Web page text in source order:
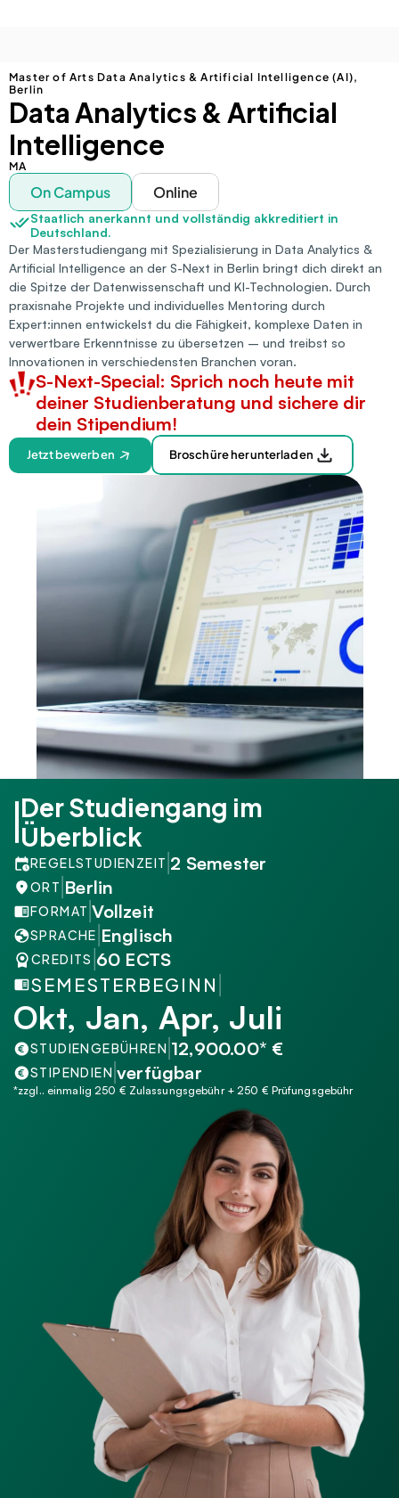
Master of Arts Data Analytics & Artificial Intelligence (AI),
Berlin
Data Analytics & Artificial
Intelligence
MA
On Campus Online
Staatlich anerkannt und vollständig akkreditiert in
Deutschland.
Der Masterstudiengang mit Spezialisierung in Data Analytics &
Artificial Intelligence an der S-Next in Berlin bringt dich direkt an
die Spitze der Datenwissenschaft und KI-Technologien. Durch
praxisnahe Projekte und individuelles Mentoring durch
Expert:innen entwickelst du die Fähigkeit, komplexe Daten in
verwertbare Erkenntnisse zu übersetzen – und treibst so
Innovationen in verschiedensten Branchen voran.
S-Next-Special: Sprich noch heute mit
deiner Studienberatung und sichere dir
dein Stipendium!
Jetzt bewerben Broschüre herunterladen
Der Studiengang im
Überblick
REGELSTUDIENZEIT 2 Semester
ORT Berlin
FORMAT Vollzeit
SPRACHE Englisch
CREDITS 60 ECTS
SEMESTERBEGINN
Okt, Jan, Apr, Juli
STUDIENGEBÜHREN 12,900.00* €
STIPENDIEN verfügbar
*zzgl.. einmalig 250 € Zulassungsgebühr + 250 € Prüfungsgebühr